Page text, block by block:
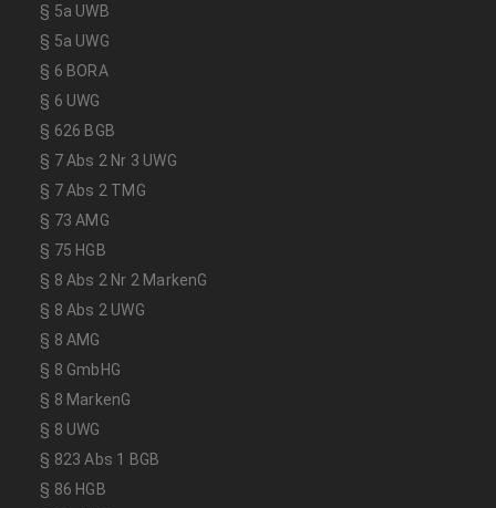
§ 5a UWB
§ 5a UWG
§ 6 BORA
§ 6 UWG
§ 626 BGB
§ 7 Abs 2 Nr 3 UWG
§ 7 Abs 2 TMG
§ 73 AMG
§ 75 HGB
§ 8 Abs 2 Nr 2 MarkenG
§ 8 Abs 2 UWG
§ 8 AMG
§ 8 GmbHG
§ 8 MarkenG
§ 8 UWG
§ 823 Abs 1 BGB
§ 86 HGB